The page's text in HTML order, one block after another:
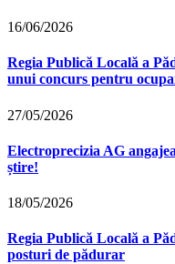
16/06/2026
Regia Publică Locală a
unui concurs pentru
27/05/2026
Electroprecizia AG
știre!
18/05/2026
Regia Publică Locală a
posturi de pădurar